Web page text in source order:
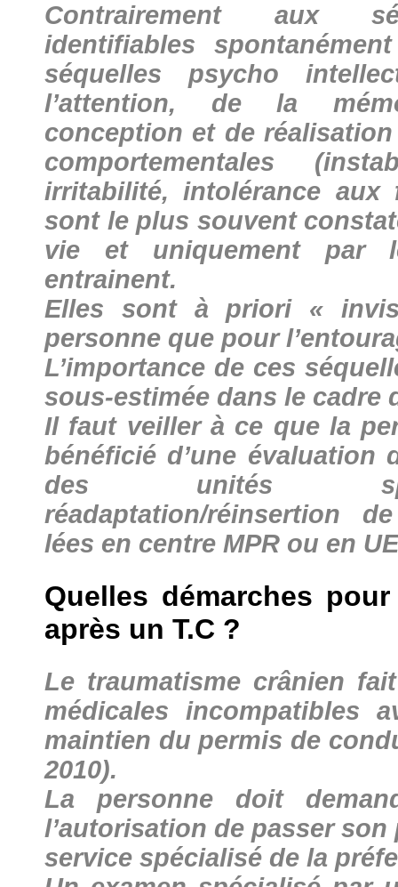
Contrairement aux
identifiables
séquelles psycho
l’attention, de la
conception et de
comportementales
irritabilité, intolérance
sont le plus souvent
vie et uniquement par
entrainent.
Elles sont à priori «
personne que pour
L’importance de ces
sous-estimée dans le cadre
Il faut veiller à ce que la
bénéficié d’une évaluation
des unités
réadaptation/réinsertion
lées en centre MPR ou en
Quelles démarches
après un T.C ?
Le traumatisme crânien
médicales incompatibles
maintien du permis de
2010).
La personne doit
l’autorisation de passer
service spécialisé de la